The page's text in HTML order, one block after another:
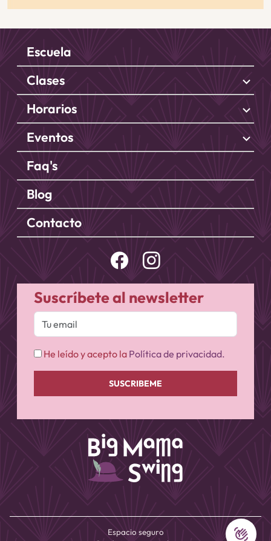
Escuela
Clases
stat_minus_1
Horarios stat_minus_1
Eventos stat_minus_1
Faq's
Blog
Contacto
Suscríbete al newsletter
He leído y acepto la Política de privacidad.
Espacio seguro
waving_hand